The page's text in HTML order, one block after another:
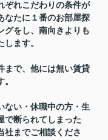
ぞれこだわりの条件が
なたに１番のお部屋探
グをし、南向きよりも
ます。
まで、他には無い賃貸
ない・休職中の方・生
で断られてしまった
社までご相談くださ